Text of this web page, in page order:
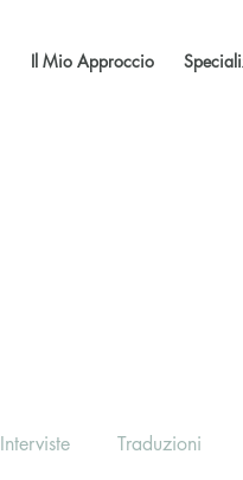
Il Mio Approccio
Interviste Traduzioni